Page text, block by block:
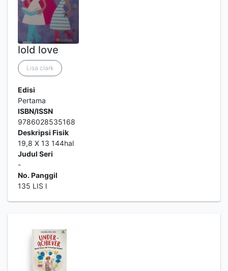
lold love
Lisa clark
Edisi
Pertama
ISBN/ISSN
9786028535168
Deskripsi Fisik
19,8 X 13 144hal
Judul Seri
-
No. Panggil
135 LIS l